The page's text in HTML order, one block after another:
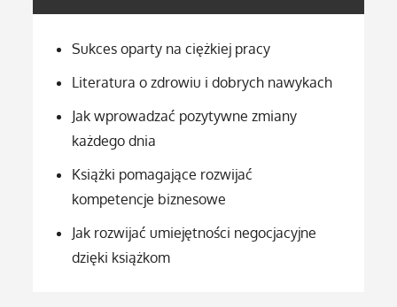
Sukces oparty na ciężkiej pracy
Literatura o zdrowiu i dobrych nawykach
Jak wprowadzać pozytywne zmiany
każdego dnia
Książki pomagające rozwijać
kompetencje biznesowe
Jak rozwijać umiejętności negocjacyjne
dzięki książkom